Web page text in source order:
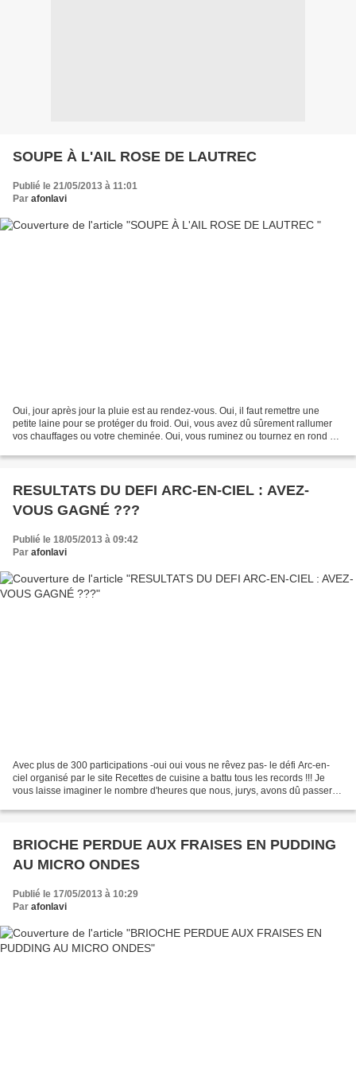
SOUPE À L'AIL ROSE DE LAUTREC
Publié le 21/05/2013 à 11:01
Par afonlavi
Oui, jour après jour la pluie est au rendez-vous. Oui, il faut remettre une
petite laine pour se protéger du froid. Oui, vous avez dû sûrement rallumer
vos chauffages ou votre cheminée. Oui, vous ruminez ou tournez en rond en
RESULTATS DU DEFI ARC-EN-CIEL : AVEZ-
VOUS GAGNÉ ???
Publié le 18/05/2013 à 09:42
Par afonlavi
Avec plus de 300 participations -oui oui vous ne rêvez pas- le défi Arc-en-
ciel organisé par le site Recettes de cuisine a battu tous les records !!! Je
vous laisse imaginer le nombre d'heures que nous, jurys, avons dû passer à
BRIOCHE PERDUE AUX FRAISES EN PUDDING
AU MICRO ONDES
Publié le 17/05/2013 à 10:29
Par afonlavi